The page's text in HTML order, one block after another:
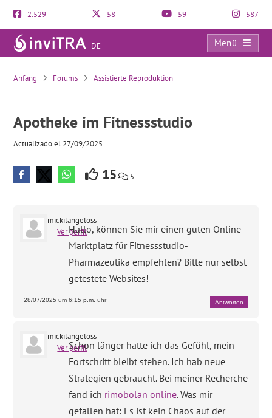
2.529 58 59 587
DE
Menü
Apotheke im Fitnessstudio
Anfang Forums Assistierte Reproduktion
Apotheke im Fitnessstudio
Actualizado el 27/09/2025
15 5
mickilangeloss
Ver perfil
Hallo, können Sie mir einen guten Online-
Marktplatz für Fitnessstudio-
Pharmazeutika empfehlen? Bitte nur selbst
getestete Websites!
28/07/2025 um 6:15 p.m. uhr Antworten
mickilangeloss
Ver perfil
Schon länger hatte ich das Gefühl, mein
Fortschritt bleibt stehen. Ich hab neue
Strategien gebraucht. Bei meiner Recherche
fand ich rimobolan online. Was mir
gefallen hat: Es ist kein Chaos auf der